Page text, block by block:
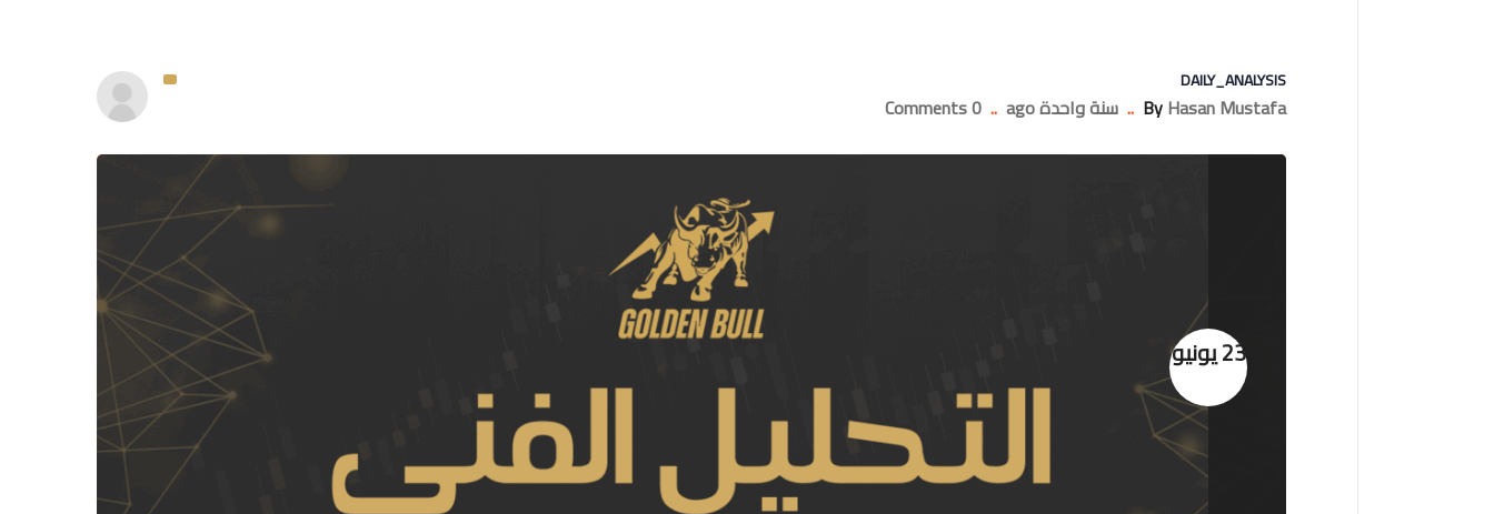
DAILY_ANALYSIS
ByHasan Mustafa
.. سنة واحدة ago ..
0 Comments
23 يونيو